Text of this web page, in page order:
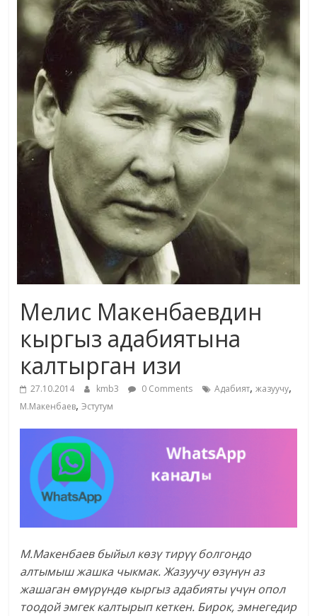
маданияты
жана
адабияты
Мелис Макенбаевдин
кыргыз адабиятына
калтырган изи
27.10.2014 kmb3 0 Comments Адабият,жазуучу,
М.Макенбаев,Эстутум
М.Макенбаев быйыл көзү тирүү болгондо
алтымыш жашка чыкмак. Жазуучу өзүнүн аз
жашаган өмүрүндө кыргыз адабияты үчүн опол
тоодой эмгек калтырып кеткен. Бирок, эмнегедир